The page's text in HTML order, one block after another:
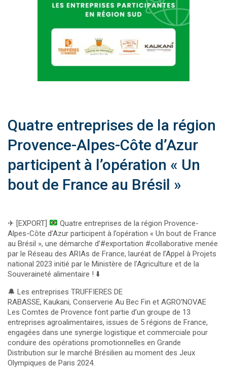
Quatre entreprises de la région
Provence-Alpes-Côte d’Azur
participent à l’opération « Un
bout de France au Brésil »
✈ [EXPORT]
Quatre entreprises de la région Provence-
Alpes-Côte d’Azur participent à l’opération « Un bout de France
au Brésil », une démarche d’#exportation #collaborative menée
par le Réseau des ARIAs de France, lauréat de l’Appel à Projets
national 2023 initié par le Ministère de l’Agriculture et de la
Souveraineté alimentaire ! ⬇️
🔔 Les entreprises TRUFFIERES DE
RABASSE, Kaukani, Conserverie Au Bec Fin et AGRO’NOVAE
Les Comtes de Provence font partie d’un groupe de 13
entreprises agroalimentaires, issues de 5 régions de France,
engagées dans une synergie logistique et commerciale pour
conduire des opérations promotionnelles en Grande
Distribution sur le marché Brésilien au moment des Jeux
Olympiques de Paris 2024.